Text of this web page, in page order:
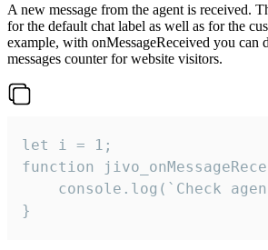
A new message from the agent is received.
for the default chat label as well as for the
example, with onMessageReceived you can
messages counter for website visitors.
let i = 1;
function
}